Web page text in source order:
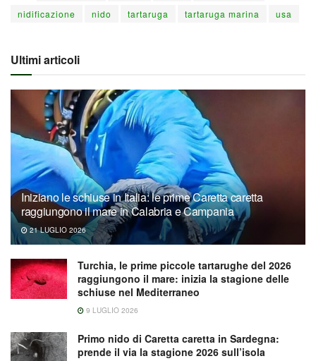
nidificazione
nido tartaruga tartaruga marina usa
Ultimi articoli
Iniziano le schiuse in Italia: le prime Caretta caretta
raggiungono il mare in Calabria e Campania
21 LUGLIO 2026
Turchia, le prime piccole tartarughe del 2026
raggiungono il mare: inizia la stagione delle
schiuse nel Mediterraneo
9 LUGLIO 2026
Primo nido di Caretta caretta in Sardegna:
prende il via la stagione 2026 sull’isola